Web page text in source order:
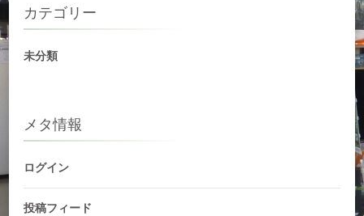
カテゴリー
未分類
メタ情報
ログイン
投稿フィード